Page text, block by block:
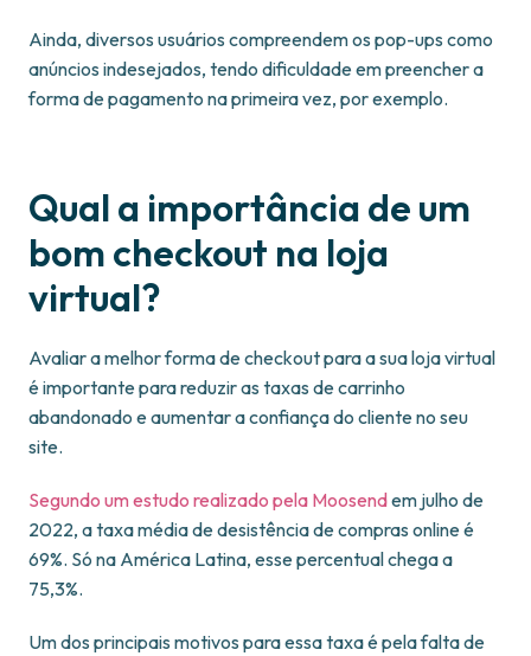
Ainda, diversos usuários compreendem os pop-ups como
anúncios indesejados, tendo dificuldade em preencher a
forma de pagamento na primeira vez, por exemplo.
Qual a importância de um
bom checkout na loja
virtual?
Avaliar a melhor forma de checkout para a sua loja virtual
é importante para reduzir as taxas de carrinho
abandonado e aumentar a confiança do cliente no seu
site.
Segundo um estudo realizado pela Moosendem julho de
2022, a taxa média de desistência de compras online é
69%. Só na América Latina, esse percentual chega a
75,3%.
Um dos principais motivos para essa taxa é pela falta de